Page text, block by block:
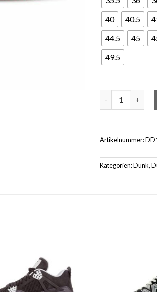
40
40.5
44.5
45
49.5
Artikelnummer:
Kategorien:Dunk,